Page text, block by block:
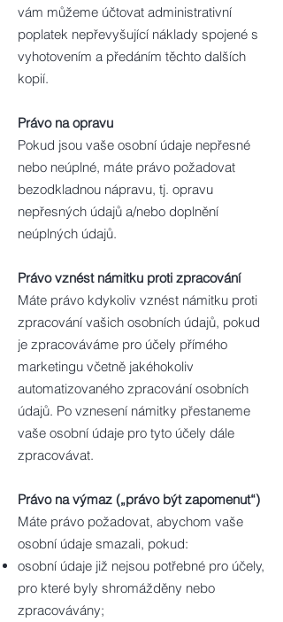
vám můžeme účtovat administrativní
poplatek nepřevyšující náklady spojené s
vyhotovením a předáním těchto dalších
kopií.
Právo na opravu
Pokud jsou vaše osobní údaje nepřesné
nebo neúplné, máte právo požadovat
bezodkladnou nápravu, tj. opravu
nepřesných údajů a/nebo doplnění
neúplných údajů.
Právo vznést námitku proti zpracování
Máte právo kdykoliv vznést námitku proti
zpracování vašich osobních údajů, pokud
je zpracováváme pro účely přímého
marketingu včetně jakéhokoliv
automatizovaného zpracování osobních
údajů. Po vznesení námitky přestaneme
vaše osobní údaje pro tyto účely dále
zpracovávat.
Právo na výmaz („právo být zapomenut“)
Máte právo požadovat, abychom vaše
osobní údaje smazali, pokud:
osobní údaje již nejsou potřebné pro účely,
pro které byly shromážděny nebo
zpracovávány;